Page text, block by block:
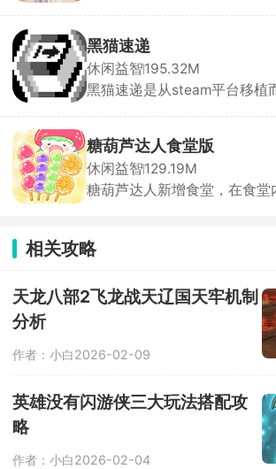
型打造展开，无固定搭配限制
自主组化妆造，帮助明星打造
型用于不同的场景，同时还兼
营要素，打理演艺事业。
黑猫速递
休闲益智195.32M
黑猫速递是从steam平台移植
点，以此来获取货币钞票。游
还可以与当地居民npc进行交
不一样的收获。游戏采用经典
画面温馨治愈，玩法简单易上
糖葫芦达人食堂版
休闲益智129.19M
糖葫芦达人新增食堂，在食堂
各样的食物制作糖葫芦，成为
的糖葫芦达人。糖葫芦达人游
店，每日进购新鲜的水果，裹
作各种口味的糖葫芦，开直播
的顾客下单，为你的糖葫芦店
益，游戏玩法内容丰富，还
趣味板块等你来解锁。
相关攻略
天龙八部2飞龙战天辽国天牢机制
分析
作者：小白2026-02-09
英雄没有闪游侠三大玩法搭配攻
略
作者：小白2026-02-04